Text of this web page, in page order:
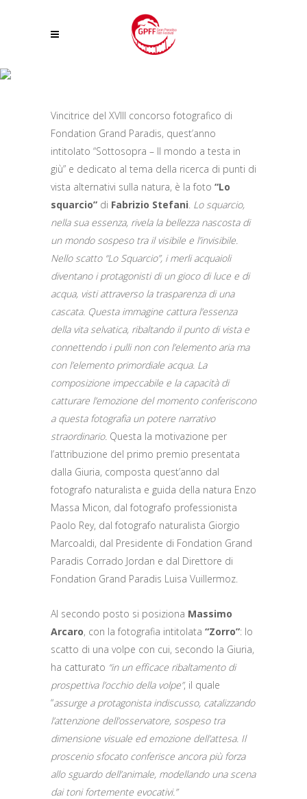
FONDATION GRAND PARADIS
Vincitrice del XVIII concorso fotografico di
Fondation Grand Paradis, quest’anno
intitolato “Sottosopra – Il mondo a testa in
giù” e dedicato al tema della ricerca di punti di
vista alternativi sulla natura, è la foto “Lo
squarcio” di Fabrizio Stefani. Lo squarcio,
nella sua essenza, rivela la bellezza nascosta di
un mondo sospeso tra il visibile e l’invisibile.
Nello scatto “Lo Squarcio”, i merli acquaioli
diventano i protagonisti di un gioco di luce e di
acqua, visti attraverso la trasparenza di una
cascata. Questa immagine cattura l’essenza
della vita selvatica, ribaltando il punto di vista e
connettendo i pulli non con l’elemento aria ma
con l’elemento primordiale acqua. La
composizione impeccabile e la capacità di
catturare l’emozione del momento conferiscono
a questa fotografia un potere narrativo
straordinario. Questa la motivazione per
l’attribuzione del primo premio presentata
dalla Giuria, composta quest’anno dal
fotografo naturalista e guida della natura Enzo
Massa Micon, dal fotografo professionista
Paolo Rey, dal fotografo naturalista Giorgio
Marcoaldi, dal Presidente di Fondation Grand
Paradis Corrado Jordan e dal Direttore di
Fondation Grand Paradis Luisa Vuillermoz.
Al secondo posto si posiziona Massimo
Arcaro, con la fotografia intitolata “Zorro”: lo
scatto di una volpe con cui, secondo la Giuria,
ha catturato “in un efficace ribaltamento di
prospettiva l’occhio della volpe”, il quale
“assurge a protagonista indiscusso, catalizzando
l’attenzione dell’osservatore, sospeso tra
dimensione visuale ed emozione dell’attesa. Il
proscenio sfocato conferisce ancora più forza
allo sguardo dell’animale, modellando una scena
dai toni fortemente evocativi.”